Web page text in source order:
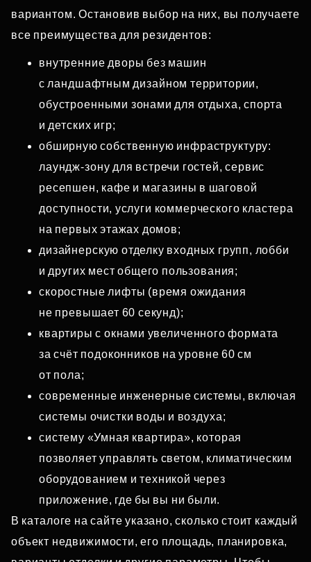
вариантом. Остановив выбор на них, вы получаете
все преимущества для резидентов:
внутренние дворы без машин
с ландшафтным дизайном территории,
обустроенными зонами для отдыха, спорта
и детских игр;
обширную собственную инфраструктуру:
лаундж‑зону для встречи гостей, сервис
ресепшен, кафе и магазины в шаговой
доступности, услуги коммерческого кластера
на первых этажах домов;
дизайнерскую отделку входных групп, лобби
и других мест общего пользования;
скоростные лифты (время ожидания
не превышает 60 секунд);
квартиры с окнами увеличенного формата
за счёт подоконников на уровне 60 см
от пола;
современные инженерные системы, включая
системы очистки воды и воздуха;
систему «Умная квартира», которая
позволяет управлять светом, климатическим
оборудованием и техникой через
приложение, где бы вы ни были.
В каталоге на сайте указано, сколько стоит каждый
объект недвижимости, его площадь, планировка,